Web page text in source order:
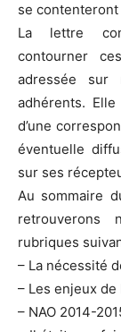
se contenteront
La lettre
contourner
adressée sur
adhérents.
d’une
éventuelle
sur ses
Au sommaire
retrouverons
rubriques
– La nécessité
– Les enjeux
– NAO 2014-